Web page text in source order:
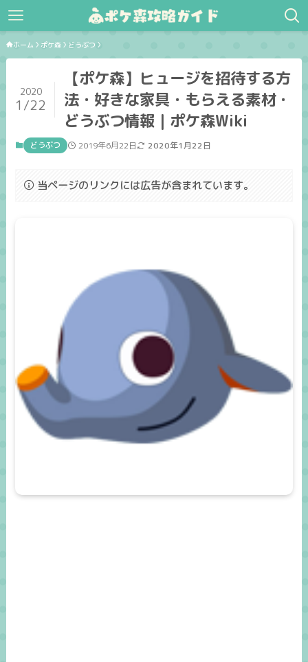
ホーム ポケ森 どうぶつ
【ポケ森】ヒュージを招待する方
法・好きな家具・もらえる素材・
どうぶつ情報｜ポケ森Wiki
2020
1/22
どうぶつ 2019年6月22日 2020年1月22日
当ページのリンクには広告が含まれています。